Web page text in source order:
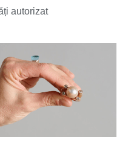
prețioase, permițându-i
până la piese
în bijuterii
Catawiki, aceasta
că nu prețul este cel
ci farmecul respectivei
includă o variantă
pre-deținute, pentru
autorizat